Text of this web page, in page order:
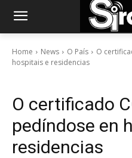
Home News O País
O
hospitais e residencias
O certificado
pedíndose en
residencias